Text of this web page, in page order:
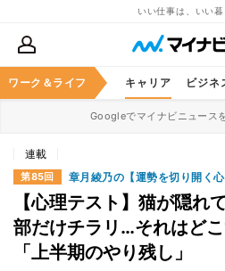
いい仕事は、いい
ワーク＆ライフ キャリア ビジネ
Googleでマイナビニュース
連載
第85回 章月綾乃の【運勢を切り開く心
【心理テスト】猫が隠れ
部だけチラリ…それはど
「上半期のやり残し」